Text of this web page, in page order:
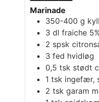
Marinade
350-400 g
3 dl fraiche
2 spsk
3 fed hvidløg
0,5 tsk stødt
1 tsk ingefær,
2 tsk garam